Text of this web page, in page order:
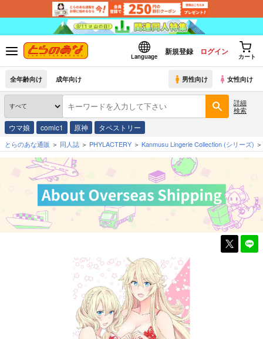
Language
新規登録 ログイン
カート
全年齢向け 成年向け 男性向け 女性向け
詳細
検索
ウマ娘 comic1 原神 タペストリー
とらのあな通販 同人誌 PHYLACTERY Kanmusu Lingerie Collection (シリーズ)